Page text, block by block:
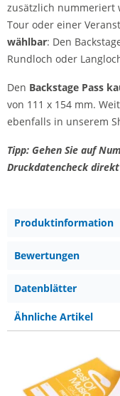
zusätzlich nummeriert
Tour oder einer
wählbar: Den
Rundloch oder
Den Backstage Pass
von 111 x 154 mm.
ebenfalls in unserem
Tipp: Gehen Sie auf
Druckdatencheck
Produktinformation
Bewertungen
Datenblätter
Ähnliche Artikel